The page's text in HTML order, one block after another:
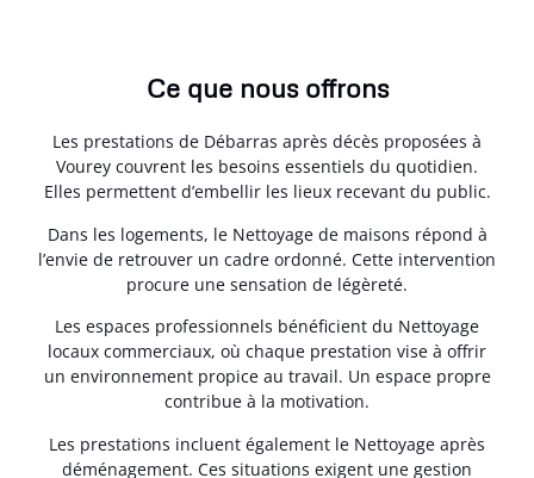
Ce que nous offrons
Les prestations de Débarras après décès proposées à
Vourey couvrent les besoins essentiels du quotidien.
Elles permettent d’embellir les lieux recevant du public.
Dans les logements, le Nettoyage de maisons répond à
l’envie de retrouver un cadre ordonné. Cette intervention
procure une sensation de légèreté.
Les espaces professionnels bénéficient du Nettoyage
locaux commerciaux, où chaque prestation vise à offrir
un environnement propice au travail. Un espace propre
contribue à la motivation.
Les prestations incluent également le Nettoyage après
déménagement. Ces situations exigent une gestion